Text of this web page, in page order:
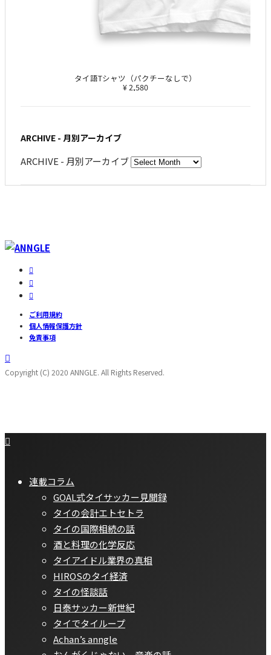
タイ語Tシャツ（パクチーなしで）
¥ 2,580
ARCHIVE - 月別アーカイブ
ARCHIVE - 月別アーカイブ
ご利用規約
個人情報保護方針
免責事項
Copyright (C) 2020 ANNGLE. All Rights Reserved.
連載コラム
GOAL式タイサッカー見聞録
タイの会計エトセトラ
タイの国際相続の話
酒と料理の化学反応
タイアイドル業界の真相
HIROSのタイ経済
タイの怪談話
日泰サッカー新世紀
タイでタイループ
Achan’s anngle